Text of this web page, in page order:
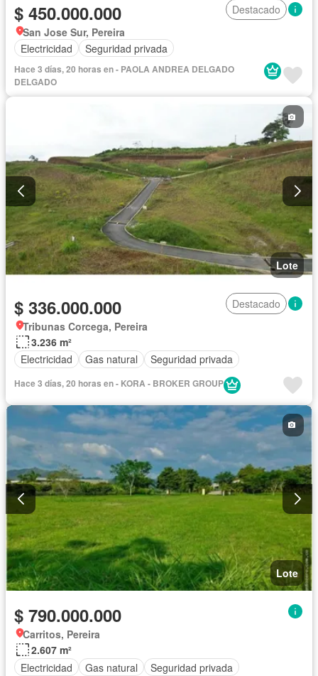
$ 450.000.000
Destacado
San Jose Sur, Pereira
Electricidad
Seguridad privada
Hace 3 días, 20 horas en - PAOLA ANDREA DELGADO
DELGADO
Lote
$ 336.000.000
Destacado
Tribunas Corcega, Pereira
3.236 m²
Electricidad
Gas natural Seguridad privada
Hace 3 días, 20 horas en - KORA - BROKER GROUP
Lote
$ 790.000.000
Carritos, Pereira
2.607 m²
Electricidad
Gas natural Seguridad privada